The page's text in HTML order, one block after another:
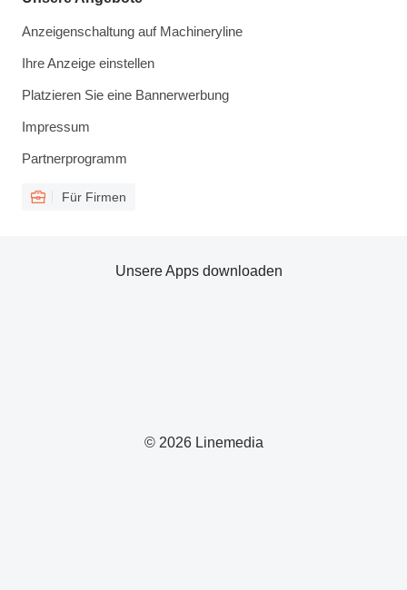
Anzeigenschaltung auf Machineryline
Ihre Anzeige einstellen
Platzieren Sie eine Bannerwerbung
Impressum
Partnerprogramm
Für Firmen
© 2026 Linemedia
Unsere Apps downloaden